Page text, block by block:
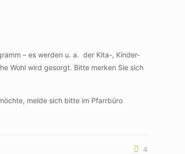
– es werden u. a. der Kita-, Kinder-
Wohl wird gesorgt. Bitte merken Sie sich
melde sich bitte im Pfarrbüro
4